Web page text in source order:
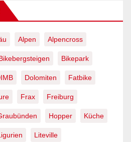
Alpen Alpencross
Bikepark
Dolomiten Fatbike
Frax Freiburg
Hopper Küche
Liteville